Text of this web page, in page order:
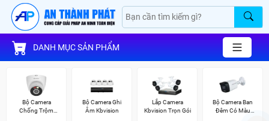
DANH MỤC SẢN PHẨM
Bộ Camera
Chống Trộm
Bộ Camera Ghi
Âm Kbvision
Lắp Camera
Kbvision Trọn Gói
Bộ Camera Ban
Đêm Có Màu